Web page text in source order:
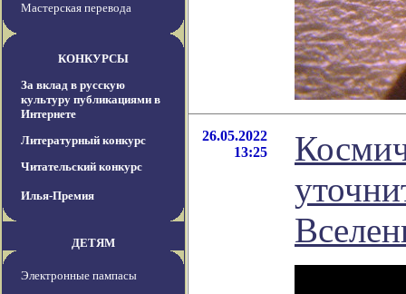
Мастерская перевода
КОНКУРСЫ
За вклад в русскую
культуру публикациями в
Интернете
Литературный конкурс
Читательский конкурс
Илья-Премия
ДЕТЯМ
Электронные пампасы
26.05.2022
13:25